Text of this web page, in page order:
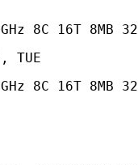
8C 16T 8MB
TUE
8C 16T 8MB